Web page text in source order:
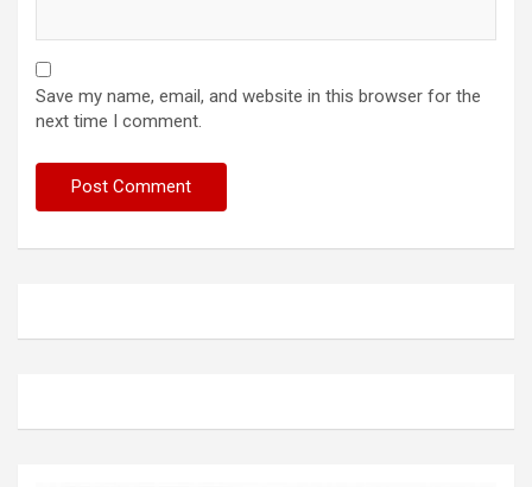
Save my name, email, and website in this browser for the
next time I comment.